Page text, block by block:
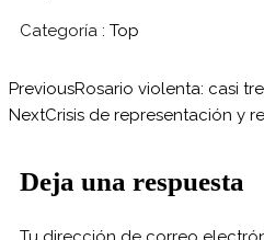
Categoría : Top
PreviousRosario violenta: casi
NextCrisis de representación y
Deja una respuesta